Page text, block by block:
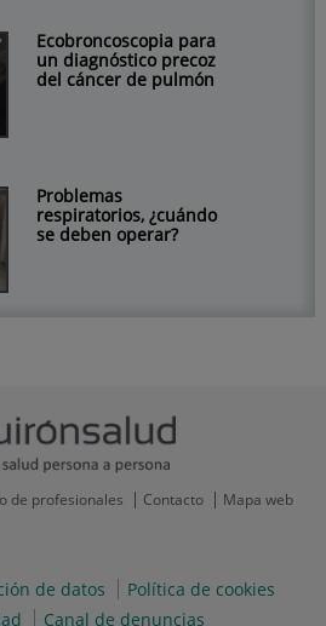
Ecobroncoscopia para
un diagnóstico precoz
del cáncer de pulmón
Problemas
respiratorios, ¿cuándo
se deben operar?
de profesionales Contacto Mapa web
de datos
Política de cookies
Canal de denuncias